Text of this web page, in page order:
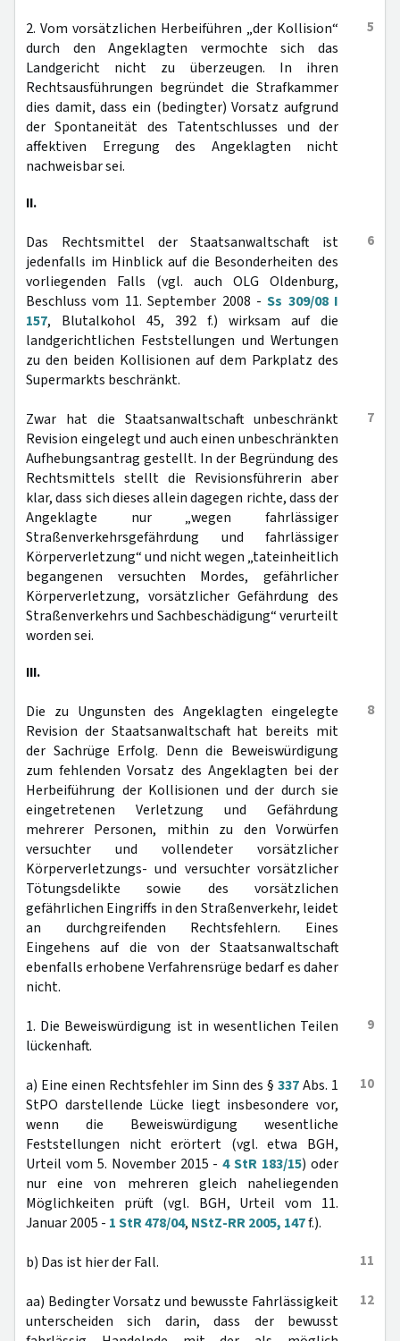
5
2. Vom vorsätzlichen Herbeiführen „der Kollision“
durch den Angeklagten vermochte sich das
Landgericht nicht zu überzeugen. In ihren
Rechtsausführungen begründet die Strafkammer
dies damit, dass ein (bedingter) Vorsatz aufgrund
der Spontaneität des Tatentschlusses und der
affektiven Erregung des Angeklagten nicht
nachweisbar sei.
II.
6
Das Rechtsmittel der Staatsanwaltschaft ist
jedenfalls im Hinblick auf die Besonderheiten des
vorliegenden Falls (vgl. auch OLG Oldenburg,
Beschluss vom 11. September 2008 -Ss 309/08 I
157, Blutalkohol 45, 392 f.) wirksam auf die
landgerichtlichen Feststellungen und Wertungen
zu den beiden Kollisionen auf dem Parkplatz des
Supermarkts beschränkt.
7
Zwar hat die Staatsanwaltschaft unbeschränkt
Revision eingelegt und auch einen unbeschränkten
Aufhebungsantrag gestellt. In der Begründung des
Rechtsmittels stellt die Revisionsführerin aber
klar, dass sich dieses allein dagegen richte, dass der
Angeklagte nur „wegen fahrlässiger
Straßenverkehrsgefährdung und fahrlässiger
Körperverletzung“ und nicht wegen „tateinheitlich
begangenen versuchten Mordes, gefährlicher
Körperverletzung, vorsätzlicher Gefährdung des
Straßenverkehrs und Sachbeschädigung“ verurteilt
worden sei.
III.
8
Die zu Ungunsten des Angeklagten eingelegte
Revision der Staatsanwaltschaft hat bereits mit
der Sachrüge Erfolg. Denn die Beweiswürdigung
zum fehlenden Vorsatz des Angeklagten bei der
Herbeiführung der Kollisionen und der durch sie
eingetretenen Verletzung und Gefährdung
mehrerer Personen, mithin zu den Vorwürfen
versuchter und vollendeter vorsätzlicher
Körperverletzungs- und versuchter vorsätzlicher
Tötungsdelikte sowie des vorsätzlichen
gefährlichen Eingriffs in den Straßenverkehr, leidet
an durchgreifenden Rechtsfehlern. Eines
Eingehens auf die von der Staatsanwaltschaft
ebenfalls erhobene Verfahrensrüge bedarf es daher
nicht.
9
1. Die Beweiswürdigung ist in wesentlichen Teilen
lückenhaft.
10
a) Eine einen Rechtsfehler im Sinn des § 337Abs. 1
StPO darstellende Lücke liegt insbesondere vor,
wenn die Beweiswürdigung wesentliche
Feststellungen nicht erörtert (vgl. etwa BGH,
Urteil vom 5. November 2015 -4 StR 183/15) oder
nur eine von mehreren gleich naheliegenden
Möglichkeiten prüft (vgl. BGH, Urteil vom 11.
Januar 2005 - 1 StR 478/04, NStZ-RR 2005, 147f.).
11
b) Das ist hier der Fall.
12
aa) Bedingter Vorsatz und bewusste Fahrlässigkeit
unterscheiden sich darin, dass der bewusst